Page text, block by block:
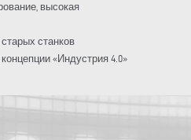
высокая
станков
«Индустрия 4.0»